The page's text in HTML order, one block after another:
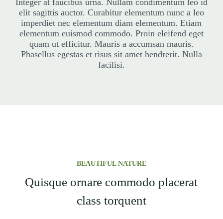
Integer at faucibus urna. Nullam condimentum leo id
elit sagittis auctor. Curabitur elementum nunc a leo
imperdiet nec elementum diam elementum. Etiam
elementum euismod commodo. Proin eleifend eget
quam ut efficitur. Mauris a accumsan mauris.
Phasellus egestas et risus sit amet hendrerit. Nulla
facilisi.
BEAUTIFUL NATURE
Quisque ornare commodo placerat
class torquent